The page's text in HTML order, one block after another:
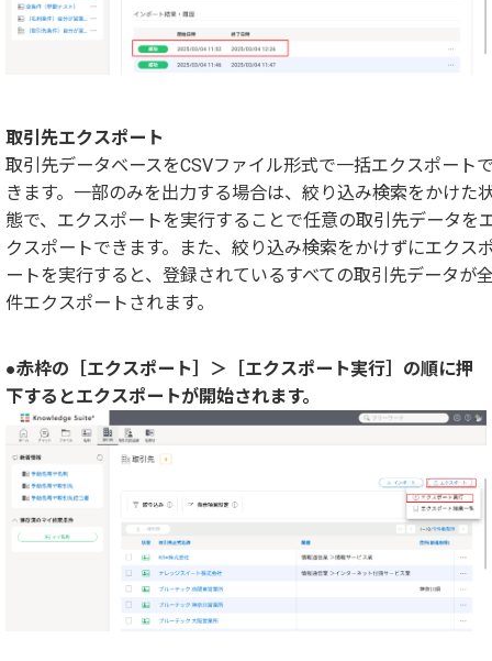
取引先エクスポート
取引先データベースをCSVファイル形式で一括エクスポート
きます。一部のみを出力する場合は、絞り込み検索をかけた
態で、エクスポートを実行することで任意の取引先データを
クスポートできます。また、絞り込み検索をかけずにエクス
ートを実行すると、登録されているすべての取引先データが
件エクスポートされます。
●赤枠の［エクスポート］＞［エクスポート実行］の順に押
下するとエクスポートが開始されます。